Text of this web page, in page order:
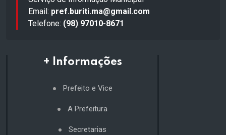
Email: pref.buriti.ma@gmail.com
Telefone: (98) 97010-8671
+ Informações
Prefeito e Vice
A Prefeitura
Secretarias